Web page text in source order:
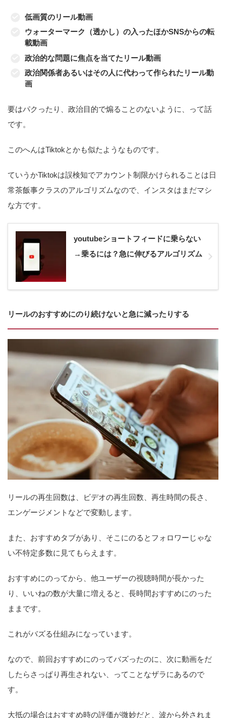
低画質のリール動画
ウォーターマーク（透かし）の入ったほかSNSからの転
載動画
政治的な問題に焦点を当てたリール動画
政治関係者あるいはその人に代わって作られたリール動
画
要はパクったり、政治目的で煽ることのないように、って話
です。
このへんはTiktokとかも似たようなものです。
ていうかTiktokは誤検知でアカウント制限かけられることは日
常茶飯事クラスのアルゴリズムなので、インスタはまだマシ
な方です。
youtubeショートフィードに乗らない
→乗るには？急に伸びるアルゴリズム
リールのおすすめにのり続けないと急に減ったりする
リールの再生回数は、ビデオの再生回数、再生時間の長さ、
エンゲージメントなどで変動します。
また、おすすめタブがあり、そこにのるとフォロワーじゃな
い不特定多数に見てもらえます。
おすすめにのってから、他ユーザーの視聴時間が長かった
り、いいねの数が大量に増えると、長時間おすすめにのった
ままです。
これがバズる仕組みになっています。
なので、前回おすすめにのってバズったのに、次に動画をだ
したらさっぱり再生されない、ってことなザラにあるので
す。
大抵の場合はおすすめ時の評価が微妙だと、波から外されま